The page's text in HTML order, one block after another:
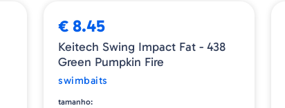
€ 8.45
Keitech Swing Impact Fat - 438
Green Pumpkin Fire
swimbaits
tamanho: